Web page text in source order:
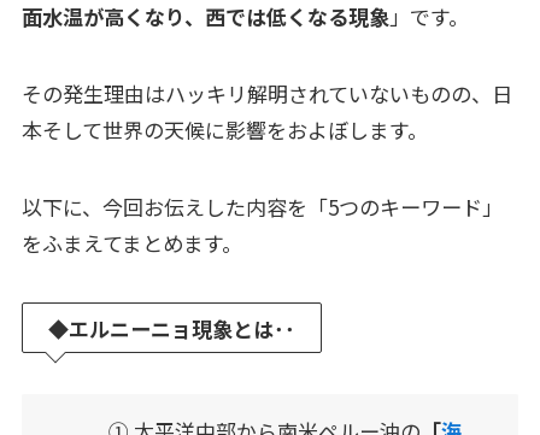
面水温が高くなり、西では低くなる現象」です。
その発生理由はハッキリ解明されていないものの、日
本そして世界の天候に影響をおよぼします。
以下に、今回お伝えした内容を「5つのキーワード」
をふまえてまとめます。
◆エルニーニョ現象とは･･